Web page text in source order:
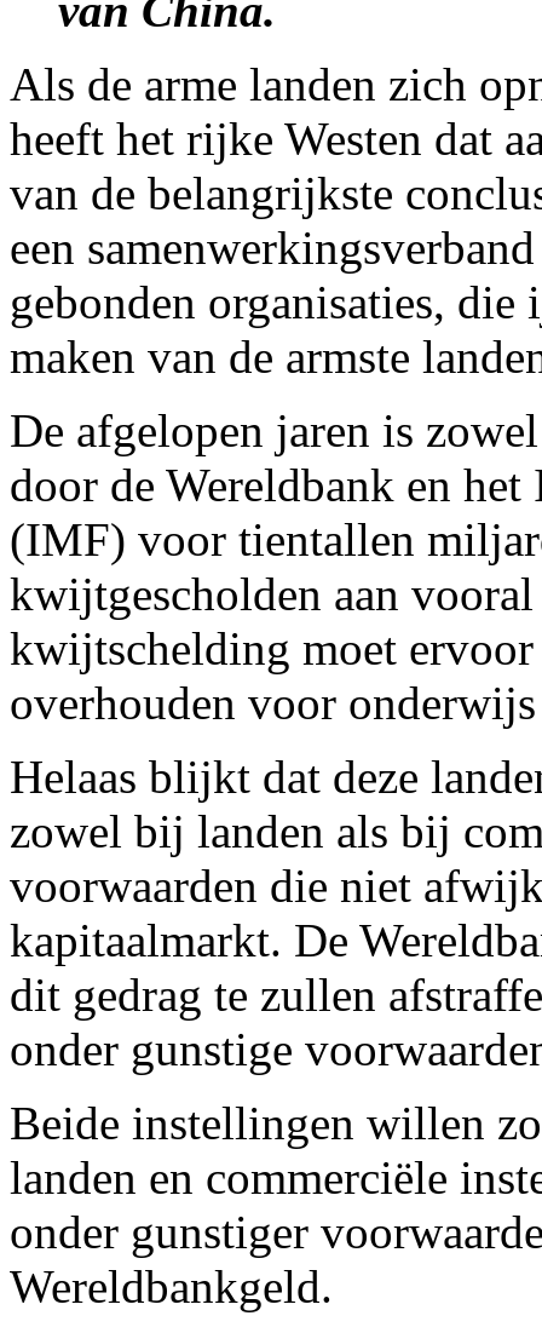
Als de arme landen zich
heeft het rijke Westen dat
van de belangrijkste
een
gebonden organisaties,
maken van de armste
De afgelopen jaren is
door de Wereldbank en
(IMF) voor tientallen
kwijtgescholden aan
kwijtschelding moet ervoor
overhouden voor
Helaas blijkt dat deze
zowel bij landen als bij
voorwaarden die niet
kapitaalmarkt. De
dit gedrag te zullen
onder gunstige
Beide instellingen willen
landen en commerciële
onder gunstiger
Wereldbankgeld.